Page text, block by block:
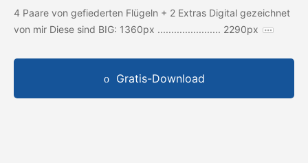
4 Paare von gefiederten Flügeln + 2 Extras Digital gezeichnet
von mir Diese sind BIG: 1360px ....................... 2290px
Gratis-Download